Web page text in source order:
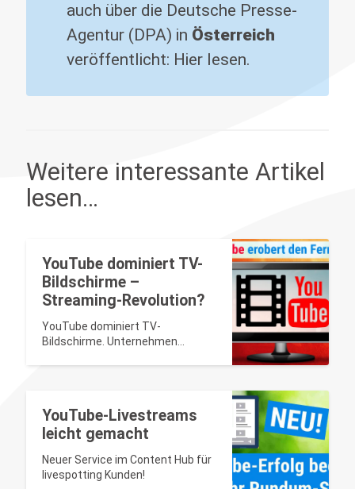
auch über die Deutsche Presse-
Agentur (DPA) in
veröffentlicht: Hier lesen.
Weitere interessante Artikel
lesen…
YouTube dominiert TV-
Bildschirme –
Streaming-Revolution?
YouTube dominiert TV-
Bildschirme. Unternehmen
YouTube-Livestreams
leicht gemacht
Neuer Service im Content Hub für
livespotting Kunden!